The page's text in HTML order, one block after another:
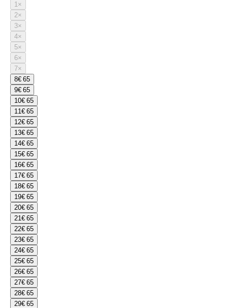
1×
2×
3×
4×
5×
6×
7×
8€ 65
9€ 65
10€ 65
11€ 65
12€ 65
13€ 65
14€ 65
15€ 65
16€ 65
17€ 65
18€ 65
19€ 65
20€ 65
21€ 65
22€ 65
23€ 65
24€ 65
25€ 65
26€ 65
27€ 65
28€ 65
29€ 65